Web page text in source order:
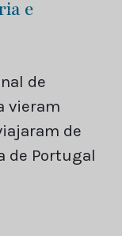
e
de
vieram
de
de Portugal